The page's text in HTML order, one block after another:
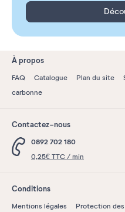
À propos
FAQ Catalogue Plan du site
carbonne
Contactez-nous
0892 702 180
0,25€ TTC / min
Conditions
Mentions légales
Protection